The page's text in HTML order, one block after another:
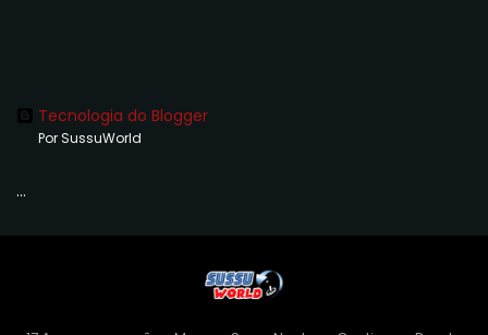
Tecnologia do Blogger
Por SussuWorld
...